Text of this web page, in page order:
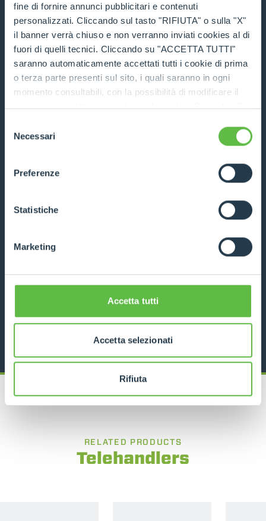
fine di fornire annunci pubblicitari e contenuti
personalizzati. Cliccando sul tasto "RIFIUTA" o sulla "X"
il banner verrà chiuso e non verranno inviati cookies al di
fuori di quelli tecnici. Cliccando su "ACCETTA TUTTI"
saranno automaticamente accettati tutti i cookie di prima
o terza parte presenti sul sito, i quali saranno in ogni
momento consultabili, con la possibilità di modificare il
consenso prestato per ogni singolo cookie. Come fare?
ogni pagina, selezionare "Modifichi il suo consenso" e
dell'informativa completa nel footer presente in ogni
pagina. Per esercitare i diritti riconosciuti all'interessato ai
GDPR abbiamo predisposto una
apposita procedura.
delNecessari
Preferenze
Statistiche
Marketing
Accetta tutti
Accetta selezionati
Rifiuta
P72.10
7200 10 136
DISCOVER MORE
TECHNICAL DATA
DISCOVER MORE
TECHNICAL DATA
RELATED PRODUCTS
Telehandlers